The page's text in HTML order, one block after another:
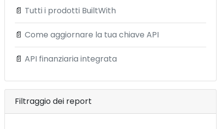
📄 Tutti i prodotti BuiltWith
📄 Come aggiornare la tua chiave API
📄 API finanziaria integrata
Filtraggio dei report